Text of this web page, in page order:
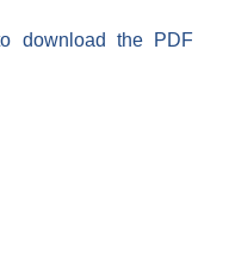
download the PDF